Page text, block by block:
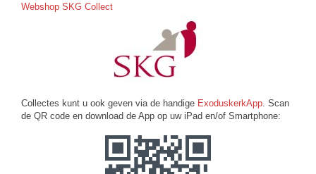
Webshop SKG Collect
Collectes kunt u ook geven via de handige ExoduskerkApp . Scan
de QR code en download de App op uw iPad en/of Smartphone: